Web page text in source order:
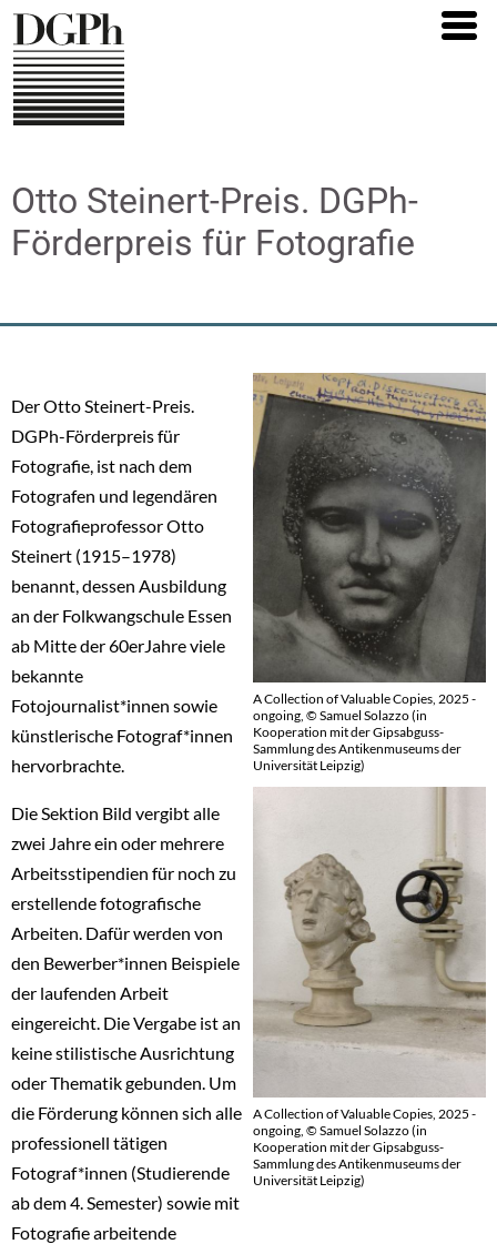
Skip
to
main
content
Otto Steinert-Preis. DGPh-
Förderpreis für Fotografie
Der Otto Steinert-Preis.
DGPh-Förderpreis für
Fotografie, ist nach dem
Fotografen und legendären
Fotografieprofessor Otto
Steinert (1915–1978)
benannt, dessen Ausbildung
an der Folkwangschule Essen
ab Mitte der 60erJahre viele
bekannte
Fotojournalist*innen sowie
künstlerische Fotograf*innen
hervorbrachte.
Die Sektion Bild vergibt alle
zwei Jahre ein oder mehrere
Arbeitsstipendien für noch zu
erstellende fotografische
Arbeiten. Dafür werden von
den Bewerber*innen Beispiele
der laufenden Arbeit
eingereicht. Die Vergabe ist an
keine stilistische Ausrichtung
oder Thematik gebunden. Um
die Förderung können sich alle
professionell tätigen
Fotograf*innen (Studierende
ab dem 4. Semester) sowie mit
Fotografie arbeitende
A Collection of Valuable Copies, 2025 -
ongoing, © Samuel Solazzo (in
Kooperation mit der Gipsabguss-
Sammlung des Antikenmuseums der
Universität Leipzig)
A Collection of Valuable Copies, 2025 -
ongoing, © Samuel Solazzo (in
Kooperation mit der Gipsabguss-
Sammlung des Antikenmuseums der
Universität Leipzig)